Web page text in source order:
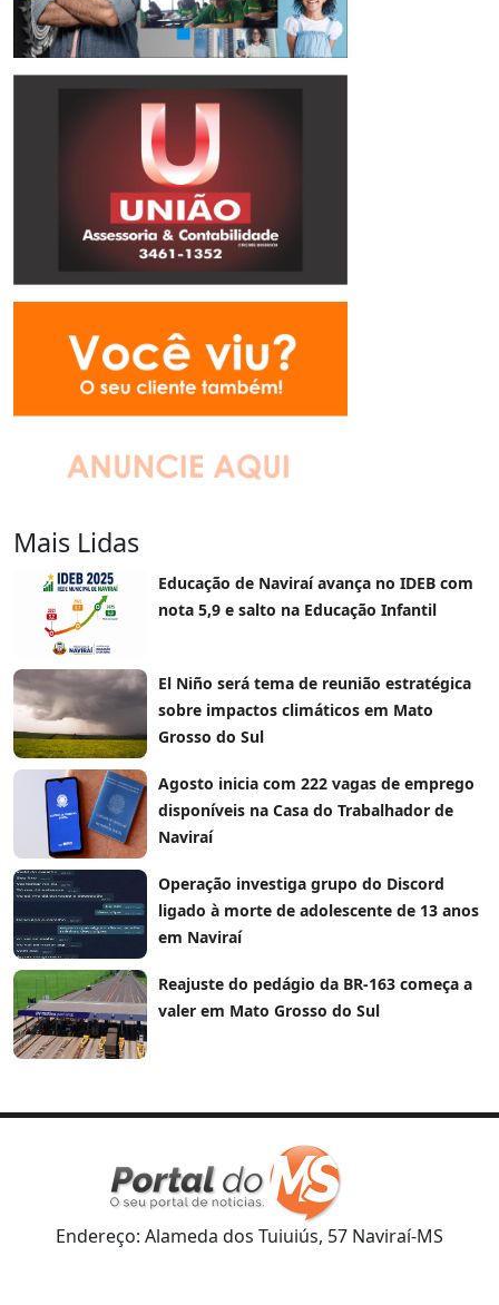
Mais Lidas
Educação de Naviraí avança no IDEB com
nota 5,9 e salto na Educação Infantil
El Niño será tema de reunião estratégica
sobre impactos climáticos em Mato
Grosso do Sul
Agosto inicia com 222 vagas de emprego
disponíveis na Casa do Trabalhador de
Naviraí
Operação investiga grupo do Discord
ligado à morte de adolescente de 13 anos
em Naviraí
Reajuste do pedágio da BR-163 começa a
valer em Mato Grosso do Sul
Endereço: Alameda dos Tuiuiús, 57 Naviraí-MS